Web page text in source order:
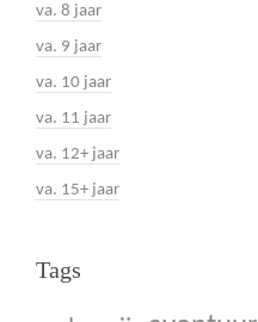
va. 8 jaar
va. 9 jaar
va. 10 jaar
va. 11 jaar
va. 12+ jaar
va. 15+ jaar
Tags